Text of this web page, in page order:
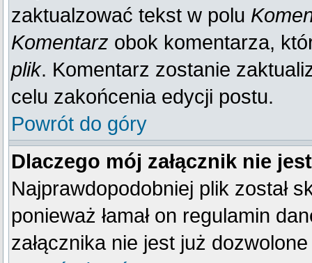
zaktualzować tekst w polu
Komentarz obok komentarza,
plik. Komentarz zostanie
celu zakońcenia edycji postu.
Powrót do góry
Dlaczego mój załącznik nie
Najprawdopodobniej plik został
ponieważ łamał on regulamin
załącznika nie jest już